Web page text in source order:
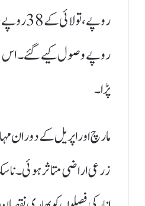
پڑا۔
زرعی اراضی متاثر ہوئی۔